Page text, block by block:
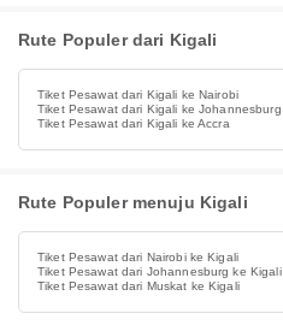
Rute Populer dari Kigali
Tiket Pesawat dari Kigali ke Nairobi
Tiket Pesawat dari Kigali ke Johannesburg
Tiket Pesawat dari Kigali ke Accra
Rute Populer menuju Kigali
Tiket Pesawat dari Nairobi ke Kigali
Tiket Pesawat dari Johannesburg ke Kigali
Tiket Pesawat dari Muskat ke Kigali